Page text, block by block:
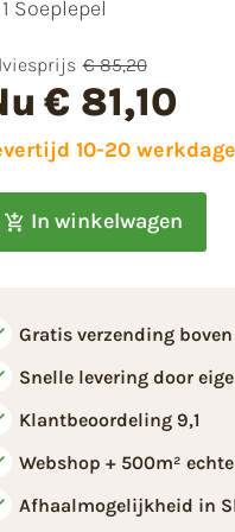
1 Soeplepel
€ 85,20
€ 81,10
10-20
In winkelwagen
Gratis verzending boven
Snelle levering door
Klantbeoordeling 9,1
Webshop + 500m²
Afhaalmogelijkheid in